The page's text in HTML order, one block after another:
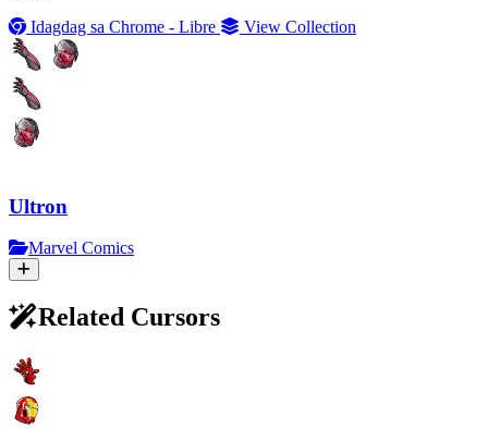
Idagdag sa Chrome - Libre
View Collection
Ultron
Marvel Comics
Related Cursors